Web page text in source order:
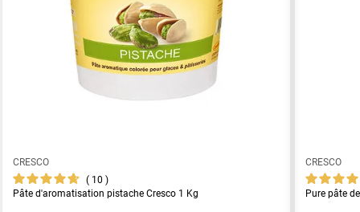
CRESCO
10
Pâte d'aromatisation pistache Cresco 1 Kg
CRESCO
Pure pâte